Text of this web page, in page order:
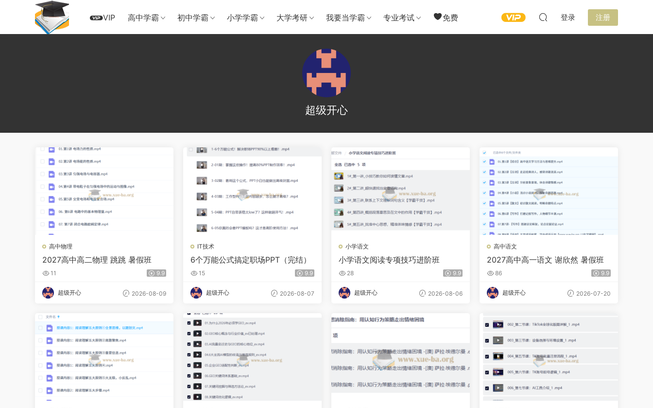
VIP 高中学霸 初中学霸 小学学霸 大学考研 我要当学霸 专业考试 免费 登录 注册
超级开心
高中物理
2027高中高二物理 跳跳 暑假班
11 9.9
超级开心 2026-08-09
IT技术
6个万能公式搞定职场PPT（完结）
15 9.9
超级开心 2026-08-07
小学语文
小学语文阅读专项技巧进阶班
28 9.9
超级开心 2026-08-06
高中语文
2027高中高一语文 谢欣然 暑假班
86 9.9
超级开心 2026-07-20